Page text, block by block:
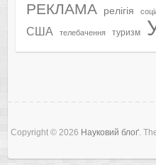
РЕКЛАМА релігія
США телебачення туризм
Copyright © 2026 Науковий блоґ.